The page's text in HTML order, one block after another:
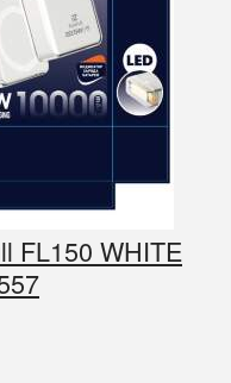
FL150 WHITE